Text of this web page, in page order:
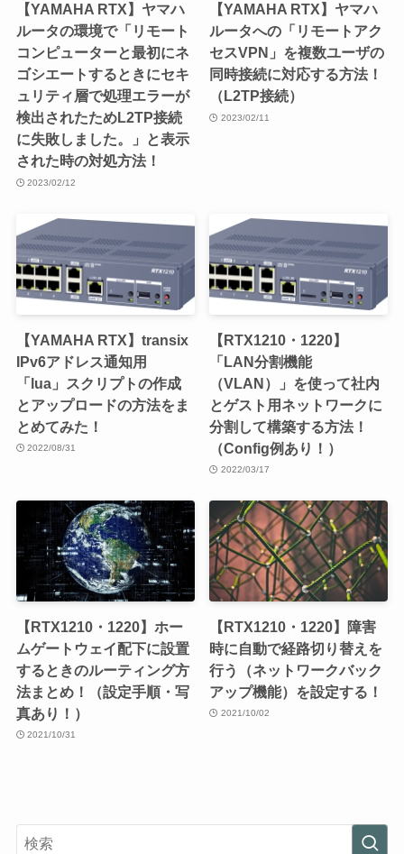
【YAMAHA RTX】ヤマハ
ルータの環境で「リモート
コンピューターと最初にネ
ゴシエートするときにセキ
ュリティ層で処理エラーが
検出されたためL2TP接続
に失敗しました。」と表示
された時の対処方法！
2023/02/12
【YAMAHA RTX】ヤマハ
ルータへの「リモートアク
セスVPN」を複数ユーザの
同時接続に対応する方法！
（L2TP接続）
2023/02/11
【YAMAHA RTX】transix
IPv6アドレス通知用
「lua」スクリプトの作成
とアップロードの方法をま
とめてみた！
2022/08/31
【RTX1210・1220】
「LAN分割機能
（VLAN）」を使って社内
とゲスト用ネットワークに
分割して構築する方法！
（Config例あり！）
2022/03/17
【RTX1210・1220】ホー
ムゲートウェイ配下に設置
するときのルーティング方
法まとめ！（設定手順・写
真あり！）
2021/10/31
【RTX1210・1220】障害
時に自動で経路切り替えを
行う（ネットワークバック
アップ機能）を設定する！
2021/10/02